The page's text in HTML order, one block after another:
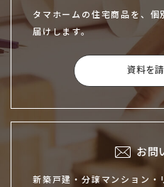
タマホームの住宅商品を、個
届けします。
資料を
お問
新築戸建・分譲マンション・